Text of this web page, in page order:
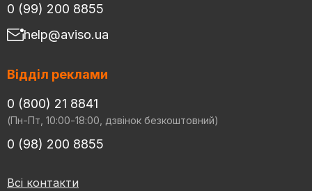
0 (99) 200 8855
help@aviso.ua
Відділ реклами
0 (800) 21 8841
(Пн-Пт, 10:00-18:00, дзвінок безкоштовний)
0 (98) 200 8855
Всі контакти